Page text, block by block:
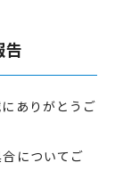
告
ありがとうご
についてご